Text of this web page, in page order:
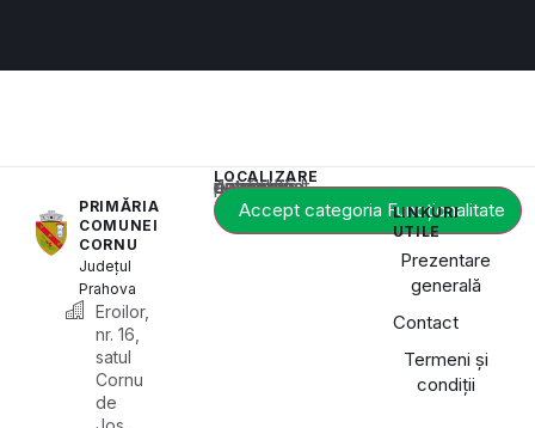
PRIMĂRIA
COMUNEI
CORNU
Județul
Prahova
Eroilor,
nr. 16,
satul
Cornu
de
LOCALIZARE
Acest conținut este blocat până când acceptați categoria de cookie-uri necesară.
Accept categoria Funcționalitate
LINKURI
UTILE
Prezentare
generală
Contact
Termeni și
condiții